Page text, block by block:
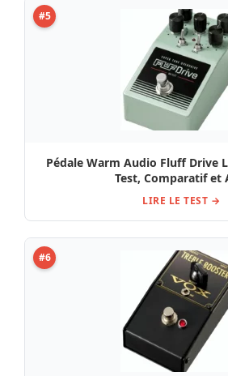
#5
Pédale Warm Audio Fluff Drive
Test, Comparatif et
LIRE LE TEST →
#6